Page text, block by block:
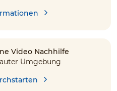
Video Nachhilfe
Umgebung